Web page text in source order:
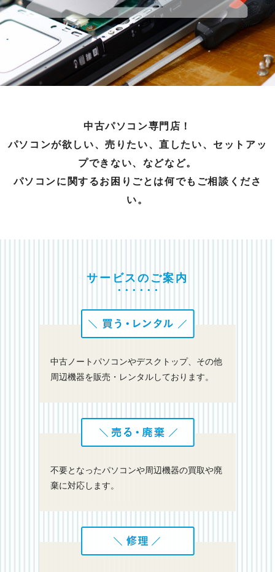
中古パソコン専門店！
パソコンが欲しい、売りたい、直したい、セットアッ
プできない、などなど。
パソコンに関するお困りごとは何でもご相談くださ
い。
サービスのご案内
中古ノートパソコンやデスクトップ、その他
周辺機器を販売・レンタルしております。
不要となったパソコンや周辺機器の買取や廃
棄に対応します。